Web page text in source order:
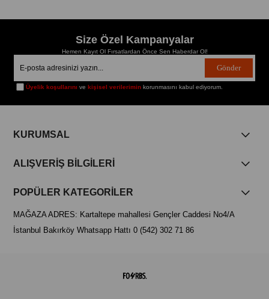
Size Özel Kampanyalar
Hemen Kayıt Ol Fırsatlardan Önce Sen Haberdar Ol!
Gönder
Üyelik koşullarını ve kişisel verilerimin korunmasını kabul ediyorum.
KURUMSAL
ALIŞVERİŞ BİLGİLERİ
POPÜLER KATEGORİLER
MAĞAZA ADRES: Kartaltepe mahallesi Gençler Caddesi No4/A
İstanbul Bakırköy Whatsapp Hattı 0 (542) 302 71 86